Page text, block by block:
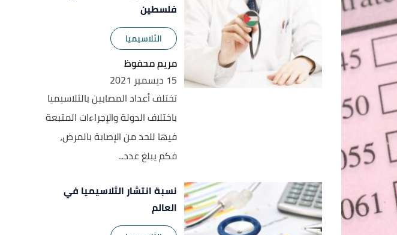
فلسطين
الثلاسيميا
مريم محفوظ
15 ديسمبر 2021
تختلف أعداد المصابين بالثلاسيميا
باختلاف الدولة والإجراءات المتبعة
فيها للحد من الإصابة بالمرض،
فكم يبلغ عدد...
نسبة انتشار الثلاسيميا في
العالم